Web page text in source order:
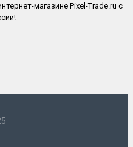
магазине Pixel-Trade.ru с